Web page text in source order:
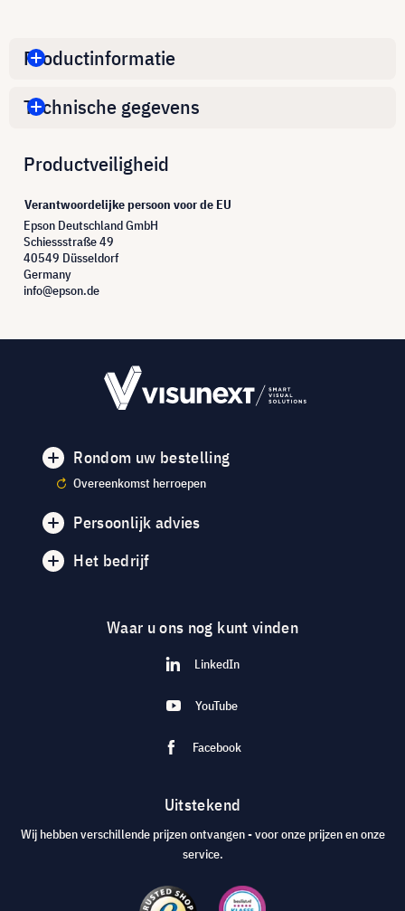
Productinformatie
Technische gegevens
Productveiligheid
Verantwoordelijke persoon voor de EU
Epson Deutschland GmbH
Schiessstraße 49
40549 Düsseldorf
Germany
info@epson.de
Rondom uw bestelling
Overeenkomst herroepen
Persoonlijk advies
Het bedrijf
Waar u ons nog kunt vinden
LinkedIn
YouTube
Facebook
Uitstekend
Wij hebben verschillende prijzen ontvangen - voor onze prijzen en onze
service.